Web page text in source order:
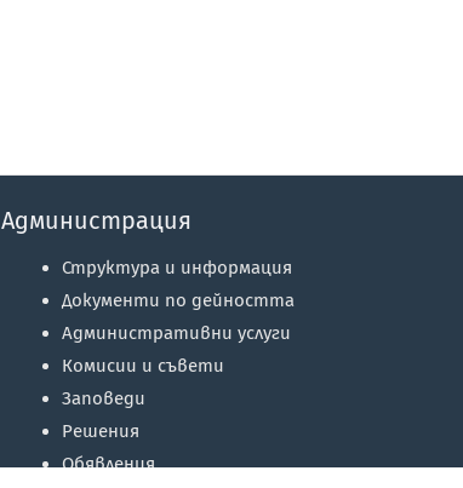
Администрация
Структура и информация
Документи по дейността
Административни услуги
Комисии и съвети
Заповеди
Решения
Обявления